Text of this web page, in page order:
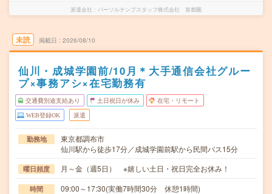
派遣会社 パーソルテンプスタッフ株式会社 首都圏
未読 掲載日 2026/08/10
仙川・成城学園前/10月＊大手通信会社グルー
プ×事務アシ×在宅勤務有
交通費別途支給あり 土日祝日が休み 在宅・リモート
WEB登録OK 派遣
勤務地
東京都調布市
仙川駅から徒歩17分／成城学園前駅から民間バス15分
曜日頻度 月～金（週5日） ※嬉しい土日・祝日完全お休み！
時間 09:00～17:30(実働7時間30分 休憩1時間)